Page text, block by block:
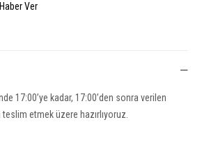
Ver
17:00’ye kadar, 17:00’den sonra verilen
etmek üzere hazırlıyoruz.